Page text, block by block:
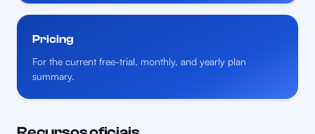
Pricing
For the current free-trial, monthly, and yearly plan
summary.